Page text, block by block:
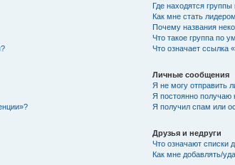
Где находятся
Как мне стать
Почему названия
Что такое группа по
Что означает ссылка
Личные сообщения
Я не могу отправить
Я постоянно
Я получил спам или
Друзья и недруги
Что означают списки
Как мне добавлять/